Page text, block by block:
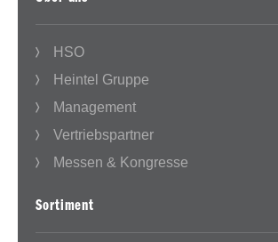
HSO
Heintel Gruppe
Management
Vertriebspartner
Messen & Kongresse
Sortiment